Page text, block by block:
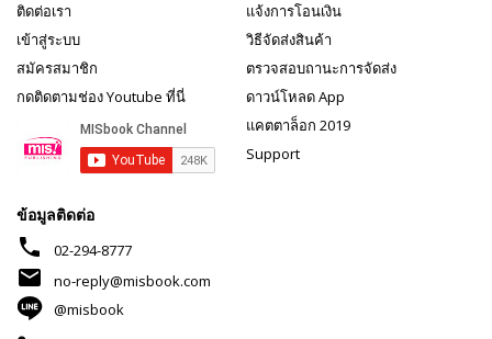
ติดต่อเรา
เข้าสู่ระบบ
สมัครสมาชิก
กดติดตามช่อง Youtube ที่นี่
แจ้งการโอนเงิน
วิธีจัดส่งสินค้า
ตรวจสอบถานะการจัดส่ง
ดาวน์โหลด App
แคตตาล็อก 2019
Support
ข้อมูลติดต่อ
phone 02-294-8777
mail
no-reply@misbook.com
@misbook